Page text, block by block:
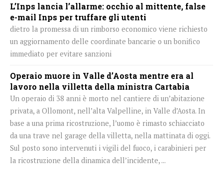
L’Inps lancia l’allarme: occhio al mittente, false
e-mail Inps per truffare gli utenti
dietro la promessa di un rimborso economico viene richiesto
un aggiornamento delle coordinate bancarie o un bonifico
immediato per evitare sanzioni
Operaio muore in Valle d’Aosta mentre era al
lavoro nella villetta della ministra Cartabia
Un operaio di 38 anni è morto nel cantiere di un’abitazione
privata, a Ollomont, nell’alta Valpelline, in Valle d’Aosta. In
base a una prima ricostruzione, l’uomo è rimasto schiacciato
da una trave nel garage della villetta, nella mattinata di oggi.
Sul posto sono intervenuti i vigili del fuoco, i carabinieri per
la ricostruzione della dinamica dell’incidente, ...